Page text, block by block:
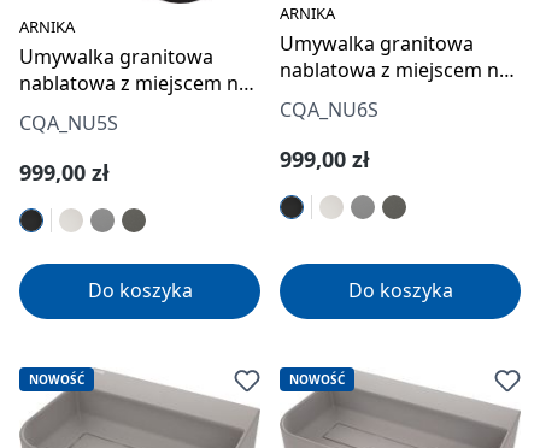
ARNIKA
Umywalka granitowa
nablatowa z miejscem na
baterię - z maskownicą
CQA_NU5S
Cena regularna:
999,00 zł
Do koszyka
ARNIKA
Umywalka granitowa
nablatowa z miejscem na
baterię - z maskownicą
CQA_NU6S
Cena regularna:
999,00 zł
Do koszyka
NOWOŚĆ NOWOŚĆ